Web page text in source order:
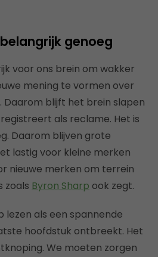
genoeg
voor ons brein om wakker
mening te vormen over
Daarom blijft het brein slapen
als reclame. Het is
Daarom blijven grote
lastig voor kleine merken
nieuwe merken om terrein
zoals Byron Sharp ook zegt.
lezen als een spannende
hoofdstuk ontbreekt. Het
We moeten zorgen